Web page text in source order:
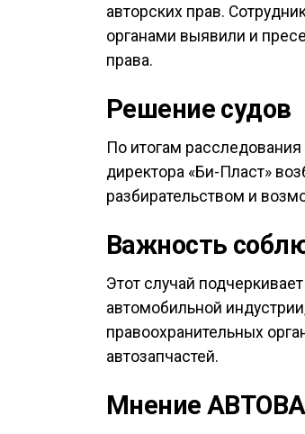
авторских прав.
органами выявили и
права.
Решение судов
По итогам
директора «Би-Пласт»
разбирательством и
Важность
Этот случай
автомобильной
правоохранительных
автозапчастей.
Мнение